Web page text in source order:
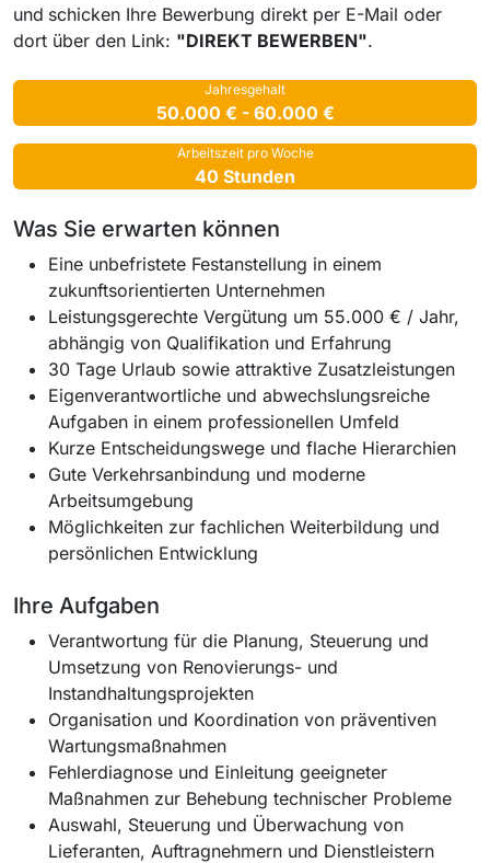
und schicken Ihre Bewerbung direkt per E-Mail oder
dort über den Link: "DIREKT BEWERBEN".
Jahresgehalt
50.000 € - 60.000 €
Arbeitszeit pro Woche
40 Stunden
Was Sie erwarten können
Eine unbefristete Festanstellung in einem
zukunftsorientierten Unternehmen
Leistungsgerechte Vergütung um 55.000 € / Jahr,
abhängig von Qualifikation und Erfahrung
30 Tage Urlaub sowie attraktive Zusatzleistungen
Eigenverantwortliche und abwechslungsreiche
Aufgaben in einem professionellen Umfeld
Kurze Entscheidungswege und flache Hierarchien
Gute Verkehrsanbindung und moderne
Arbeitsumgebung
Möglichkeiten zur fachlichen Weiterbildung und
persönlichen Entwicklung
Ihre Aufgaben
Verantwortung für die Planung, Steuerung und
Umsetzung von Renovierungs- und
Instandhaltungsprojekten
Organisation und Koordination von präventiven
Wartungsmaßnahmen
Fehlerdiagnose und Einleitung geeigneter
Maßnahmen zur Behebung technischer Probleme
Auswahl, Steuerung und Überwachung von
Lieferanten, Auftragnehmern und Dienstleistern